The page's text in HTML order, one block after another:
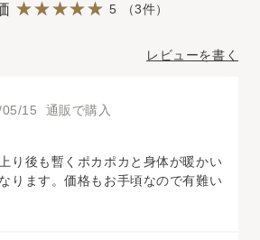
5 （3件）
レビューを書く
15 通販で購入
り後も暫くポカポカと身体が暖かい
ります。価格もお手頃なので有難い